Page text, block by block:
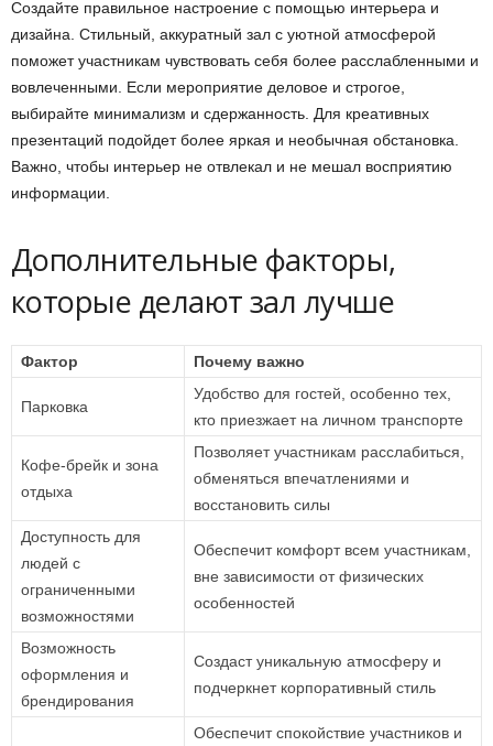
Создайте правильное настроение с помощью интерьера и
дизайна. Стильный, аккуратный зал с уютной атмосферой
поможет участникам чувствовать себя более расслабленными и
вовлеченными. Если мероприятие деловое и строгое,
выбирайте минимализм и сдержанность. Для креативных
презентаций подойдет более яркая и необычная обстановка.
Важно, чтобы интерьер не отвлекал и не мешал восприятию
информации.
Дополнительные факторы,
которые делают зал лучше
Фактор Почему важно
Парковка
Удобство для гостей, особенно тех,
кто приезжает на личном транспорте
Кофе-брейк и зона
отдыха
Позволяет участникам расслабиться,
обменяться впечатлениями и
восстановить силы
Доступность для
людей с
ограниченными
возможностями
Обеспечит комфорт всем участникам,
вне зависимости от физических
особенностей
Возможность
оформления и
брендирования
Создаст уникальную атмосферу и
подчеркнет корпоративный стиль
Обеспечит спокойствие участников и